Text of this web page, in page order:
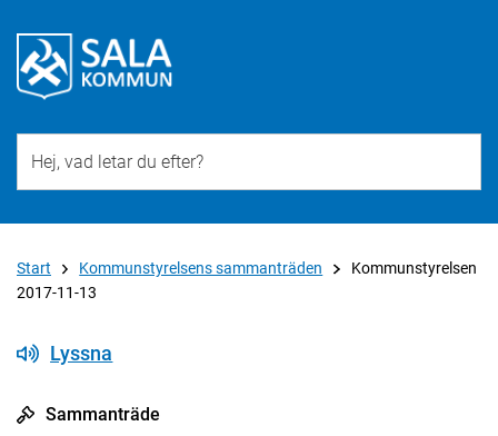
Start Kommunstyrelsens sammanträden
Kommunstyrelsen
2017-11-13
Lyssna
Sammanträde